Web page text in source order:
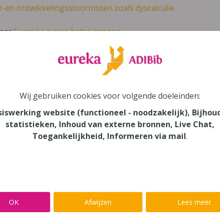
en ontwikkelingsstoornissen zoals dyscalculie
Eureka Leuven beter kennen.
in je talent'
en lees meer over thema's als redelijke
Bedrijfsbeheer Het
2015
Wij gebruiken cookies voor volgende doeleinden:
website (functioneel - noodzakelijk),
statistieken, Inhoud van externe bronnen, Live Chat,
Toegankelijkheid, Informeren via mail.
OK Afwijzen Lees meer